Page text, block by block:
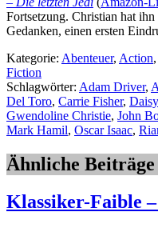
Fortsetzung. Christian hat ihn
Gedanken, einen ersten
Kategorie: Abenteuer, Action,
Fiction
Schlagwörter: Adam Driver,
Del Toro, Carrie Fisher,
Gwendoline Christie, John
Mark Hamil, Oscar Isaac,
Ähnliche Beiträge
Klassiker-Faible